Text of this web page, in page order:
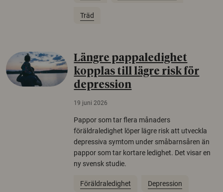
Träd
Längre pappaledighet
kopplas till lägre risk för
depression
19 juni 2026
Pappor som tar flera månaders
föräldraledighet löper lägre risk att utveckla
depressiva symtom under småbarnsåren än
pappor som tar kortare ledighet. Det visar en
ny svensk studie.
Föräldraledighet Depression